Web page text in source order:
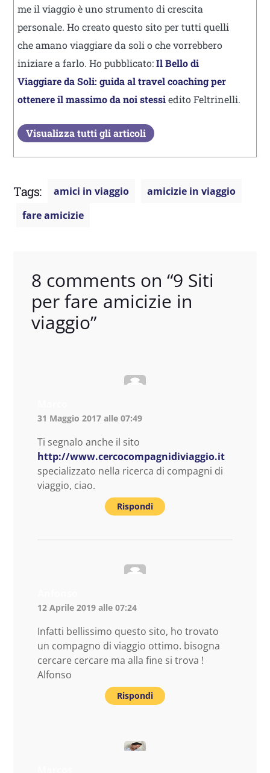
me il viaggio è uno strumento di crescita
personale. Ho creato questo sito per tutti quelli
che amano viaggiare da soli o che vorrebbero
iniziare a farlo. Ho pubblicato:Il Bello di
Viaggiare da Soli: guida al travel coaching per
ottenere il massimo da noi stessiedito Feltrinelli.
Visualizza tutti gli articoli
Tags: amici in viaggio
amicizie in viaggio
fare amicizie
8 comments on “9 Siti
per fare amicizie in
viaggio”
31 Maggio 2017 alle 07:49
Ti segnalo anche il sito
http://www.cercocompagnidiviaggio.it
specializzato nella ricerca di compagni di
viaggio, ciao.
Rispondi
12 Aprile 2019 alle 07:24
Infatti bellissimo questo sito, ho trovato
un compagno di viaggio ottimo. bisogna
cercare cercare ma alla fine si trova !
Alfonso
Rispondi